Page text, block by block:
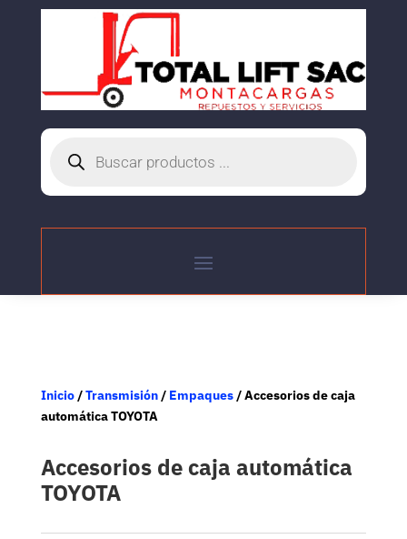
productos
Inicio/Transmisión/ Empaques/ Accesorios de caja
automática TOYOTA
Accesorios de caja automática
TOYOTA